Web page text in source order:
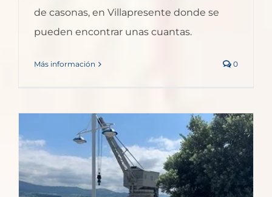
de casonas, en Villapresente donde se
pueden encontrar unas cuantas.
Más información 0